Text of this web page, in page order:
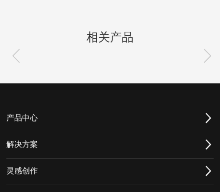
相关产品
产品中心
解决方案
灵感创作